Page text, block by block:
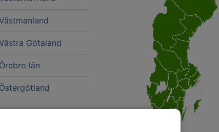
Götaland
Örebro län
Östergötland